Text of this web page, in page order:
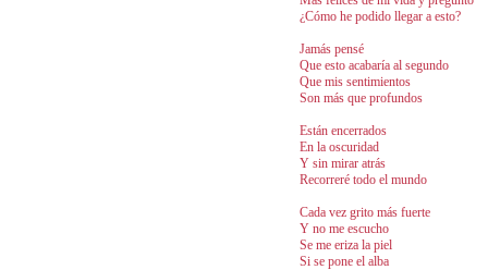
¿Cómo he podido llegar a esto?
Jamás pensé
Que esto acabaría al segundo
Que mis sentimientos
Son más que profundos
Están encerrados
En la oscuridad
Y sin mirar atrás
Recorreré todo el mundo
Cada vez grito más fuerte
Y no me escucho
Se me eriza la piel
Si se pone el alba